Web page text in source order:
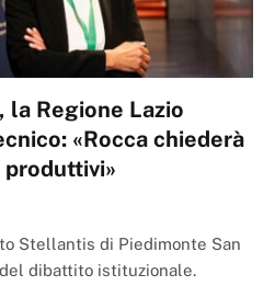
Regione Lazio
«Rocca chiederà
Stellantis di Piedimonte San
dibattito istituzionale.